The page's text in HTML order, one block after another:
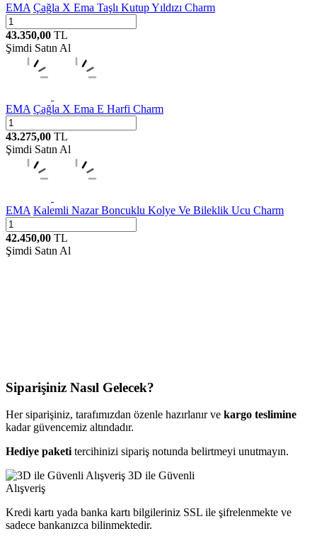
EMA Çağla X Ema Taşlı Kutup Yıldızı Charm
43.350,00 TL
Şimdi Satın Al
EMA Çağla X Ema E Harfi Charm
43.275,00 TL
Şimdi Satın Al
EMA Kalemli Nazar Boncuklu Kolye Ve Bileklik Ucu Charm
42.450,00 TL
Şimdi Satın Al
Siparişiniz Nasıl Gelecek?
Her siparişiniz, tarafımızdan özenle hazırlanır ve kargo teslimine
kadar güvencemiz altındadır.
Hediye paketi tercihinizi sipariş notunda belirtmeyi unutmayın.
3D ile Güvenli
Alışveriş
Kredi kartı yada banka kartı bilgileriniz SSL ile şifrelenmekte ve
sadece bankanızca bilinmektedir.